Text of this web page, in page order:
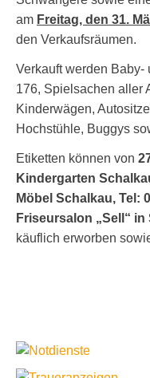
am Freitag, den 31.
den Verkaufsräumen.
Verkauft werden
176, Spielsachen aller
Kinderwägen,
Hochstühle, Buggys
Etiketten können von
Kindergarten
Möbel Schalkau, Tel:
Friseursalon „Sell“ in
käuflich erworben